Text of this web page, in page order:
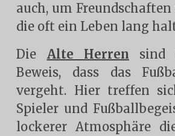
auch, um
die oft ein Leben lang
Die
Alte Herren sind
Beweis, dass das
vergeht. Hier treffen
Spieler und
lockerer Atmosphäre